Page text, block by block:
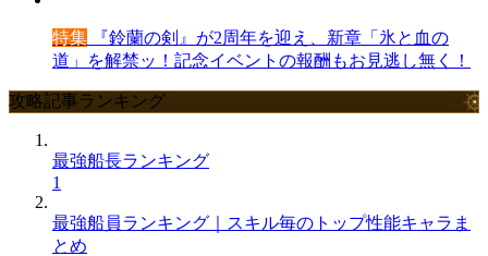
特集 『鈴蘭の剣』が2周年を迎え、新章「氷と血の
道」を解禁ッ！記念イベントの報酬もお見逃し無く！
攻略記事ランキング
最強船長ランキング
1
最強船員ランキング｜スキル毎のトップ性能キャラま
とめ